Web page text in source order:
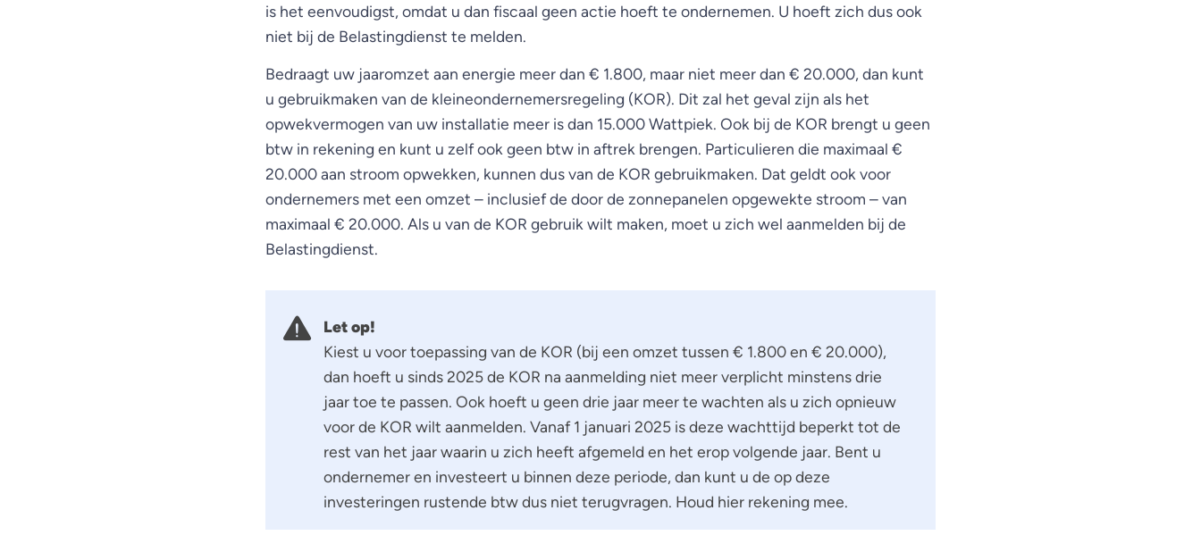
is het eenvoudigst, omdat u dan fiscaal geen actie hoeft te ondernemen. U hoeft zich dus ook
niet bij de Belastingdienst te melden.
Bedraagt uw jaaromzet aan energie meer dan € 1.800, maar niet meer dan € 20.000, dan kunt
u gebruikmaken van de kleineondernemersregeling (KOR). Dit zal het geval zijn als het
opwekvermogen van uw installatie meer is dan 15.000 Wattpiek. Ook bij de KOR brengt u geen
btw in rekening en kunt u zelf ook geen btw in aftrek brengen. Particulieren die maximaal €
20.000 aan stroom opwekken, kunnen dus van de KOR gebruikmaken. Dat geldt ook voor
ondernemers met een omzet – inclusief de door de zonnepanelen opgewekte stroom – van
maximaal € 20.000. Als u van de KOR gebruik wilt maken, moet u zich wel aanmelden bij de
Belastingdienst.
Let op!
Kiest u voor toepassing van de KOR (bij een omzet tussen € 1.800 en € 20.000),
dan hoeft u sinds 2025 de KOR na aanmelding niet meer verplicht minstens drie
jaar toe te passen. Ook hoeft u geen drie jaar meer te wachten als u zich opnieuw
voor de KOR wilt aanmelden. Vanaf 1 januari 2025 is deze wachttijd beperkt tot de
rest van het jaar waarin u zich heeft afgemeld en het erop volgende jaar. Bent u
ondernemer en investeert u binnen deze periode, dan kunt u de op deze
investeringen rustende btw dus niet terugvragen. Houd hier rekening mee.